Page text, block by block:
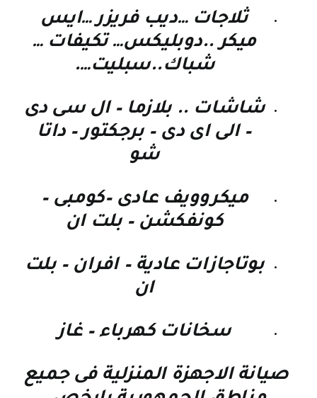
ثلاجات …ديب فريزر …ايس
ميكر ..دوبليكس… تكيفات …
شباك..سبليت….
شاشات .. بلازما – ال سى دى
– الى اى دى – برجكتور – داتا
شو
ميكروويف عادى –كومبى –
كونفكشن – بلت ان
بوتاجازات عادية – افران – بلت
ان
سخانات كهرباء – غاز
صيانة الاجهزة المنزلية فى جميع